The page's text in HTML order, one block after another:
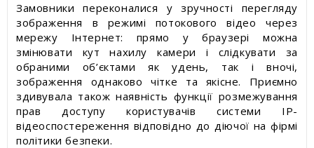
Замовники переконалися у зручності перегляду
зображення в режимі потокового відео через
мережу Інтернет: прямо у браузері можна
змінювати кут нахилу камери і слідкувати за
обраними об’єктами як удень, так і вночі,
зображення однаково чітке та якісне. Приємно
здивувала також наявність функції розмежування
прав доступу користувачів системи IP-
відеоспостереження відповідно до діючої на фірмі
політики безпеки.